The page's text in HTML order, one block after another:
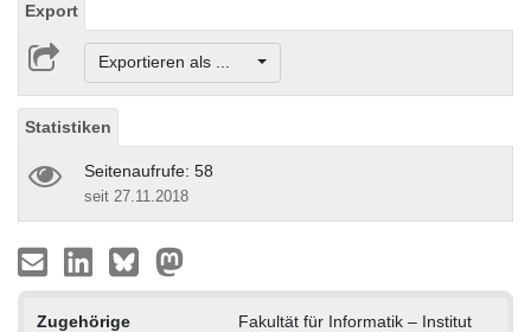
Export
Exportieren als ...
Statistiken
Seitenaufrufe: 58
seit 27.11.2018
Zugehörige
Fakultät für Informatik – Institut